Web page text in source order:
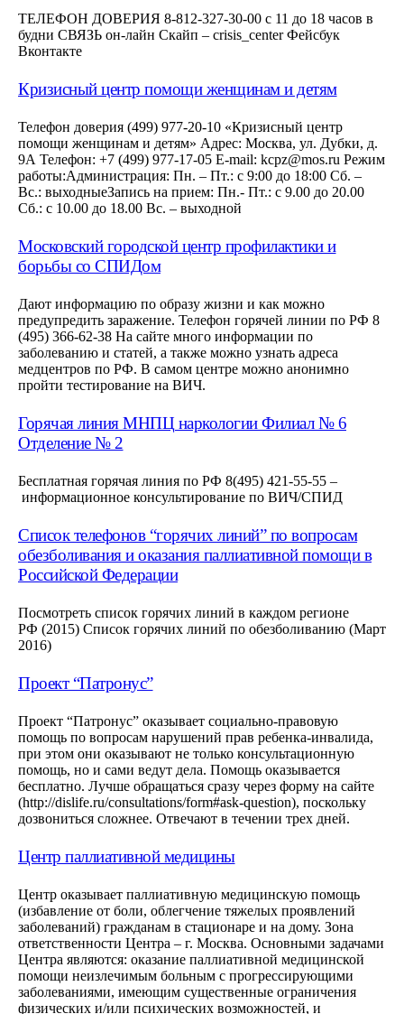
ТЕЛЕФОН ДОВЕРИЯ 8-812-327-30-00 с 11 до 18 часов в
будни СВЯЗЬ он-лайн Скайп – crisis_center Фейсбук
Вконтакте
Кризисный центр помощи женщинам и детям
Телефон доверия (499) 977-20-10 «Кризисный центр
помощи женщинам и детям» Адрес: Москва, ул. Дубки, д.
9А Телефон: +7 (499) 977-17-05 E-mail: kcpz@mos.ru Режим
работы:Администрация: Пн. – Пт.: с 9:00 до 18:00 Сб. –
Вс.: выходныеЗапись на прием: Пн.- Пт.: с 9.00 до 20.00
Сб.: с 10.00 до 18.00 Вс. – выходной
Московский городской центр профилактики и
борьбы со СПИДом
Дают информацию по образу жизни и как можно
предупредить заражение. Телефон горячей линии по РФ 8
(495) 366-62-38 На сайте много информации по
заболеванию и статей, а также можно узнать адреса
медцентров по РФ. В самом центре можно анонимно
пройти тестирование на ВИЧ.
Горячая линия МНПЦ наркологии Филиал № 6
Отделение № 2
Бесплатная горячая линия по РФ 8(495) 421-55-55 –
информационное консультирование по ВИЧ/СПИД
Список телефонов “горячих линий” по вопросам
обезболивания и оказания паллиативной помощи в
Российской Федерации
Посмотреть список горячих линий в каждом регионе
РФ (2015) Список горячих линий по обезболиванию (Март
2016)
Проект “Патронус”
Проект “Патронус” оказывает социально-правовую
помощь по вопросам нарушений прав ребенка-инвалида,
при этом они оказывают не только консультационную
помощь, но и сами ведут дела. Помощь оказывается
бесплатно. Лучше обращаться сразу через форму на сайте
(http://dislife.ru/consultations/form#ask-question), поскольку
дозвониться сложнее. Отвечают в течении трех дней.
Центр паллиативной медицины
Центр оказывает паллиативную медицинскую помощь
(избавление от боли, облегчение тяжелых проявлений
заболеваний) гражданам в стационаре и на дому. Зона
ответственности Центра – г. Москва. Основными задачами
Центра являются: оказание паллиативной медицинской
помощи неизлечимым больным с прогрессирующими
заболеваниями, имеющим существенные ограничения
физических и/или психических возможностей, и